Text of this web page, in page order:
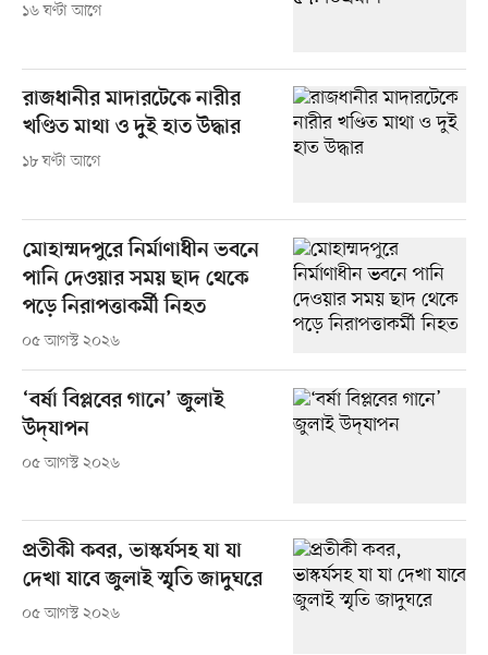
১৬ ঘণ্টা আগে
রাজধানীর মাদারটেকে নারীর
খণ্ডিত মাথা ও দুই হাত উদ্ধার
১৮ ঘণ্টা আগে
মোহাম্মদপুরে নির্মাণাধীন ভবনে
পানি দেওয়ার সময় ছাদ থেকে
পড়ে নিরাপত্তাকর্মী নিহত
০৫ আগস্ট ২০২৬
‘বর্ষা বিপ্লবের গানে’ জুলাই
উদ্‌যাপন
০৫ আগস্ট ২০২৬
প্রতীকী কবর, ভাস্কর্যসহ যা যা
দেখা যাবে জুলাই স্মৃতি জাদুঘরে
০৫ আগস্ট ২০২৬